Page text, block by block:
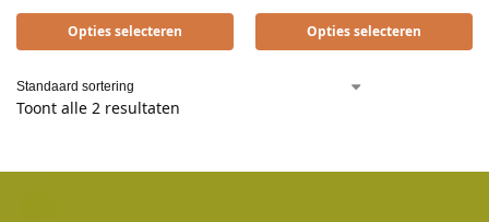
Opties selecteren Opties selecteren
Toont alle 2 resultaten